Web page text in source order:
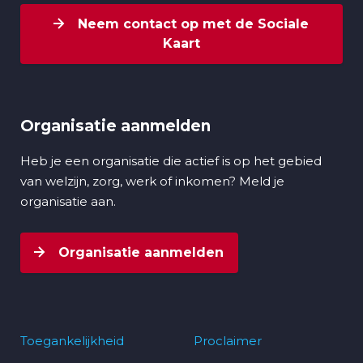
Neem contact op met de Sociale
Kaart
Organisatie aanmelden
Heb je een organisatie die actief is op het gebied
van welzijn, zorg, werk of inkomen? Meld je
organisatie aan.
Organisatie aanmelden
Toegankelijkheid
Proclaimer